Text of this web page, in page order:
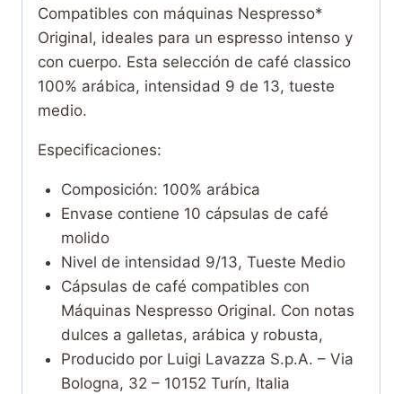
Compatibles con máquinas Nespresso*
Original, ideales para un espresso intenso y
con cuerpo. Esta selección de café classico
100% arábica, intensidad 9 de 13, tueste
medio.
Especificaciones:
Composición: 100% arábica
Envase contiene 10 cápsulas de café
molido
Nivel de intensidad 9/13, Tueste Medio
Cápsulas de café compatibles con
Máquinas Nespresso Original. Con notas
dulces a galletas, arábica y robusta,
Producido por Luigi Lavazza S.p.A. – Via
Bologna, 32 – 10152 Turín, Italia